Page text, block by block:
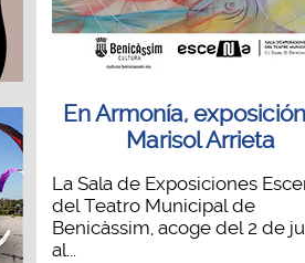
En Armonía,
Marisol Arrieta
La Sala de Exposiciones
del Teatro Municipal de
Benicàssim, acoge del 2 de
al...